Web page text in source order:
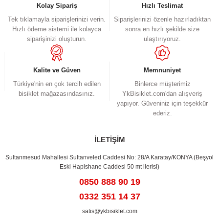
Ürün resmi kalitesiz, bozuk veya görüntülenemiyor.
Ürün açıklamasında eksik bilgiler bulunuyor.
Ürün bilgilerinde hatalar bulunuyor.
Ürün fiyatı diğer sitelerden daha pahalı.
Bu ürüne benzer farklı alternatifler olmalı.
Kolay Sipariş
Tek tıklamayla siparişlerinizi verin.
Hızlı ödeme sistemi ile kolayca
siparişinizi oluşturun.
Hızlı Teslimat
Siparişlerinizi özenle hazırladıktan
sonra en hızlı şekilde size
ulaştırıyoruz.
Kalite ve Güven
Türkiye'nin en çok tercih edilen
bisiklet mağazasındasınız.
Memnuniyet
Binlerce müşterimiz
YkBisiklet.com'dan alışveriş
yapıyor. Güveniniz için teşekkür
ederiz.
İLETİŞİM
Sultanmesud Mahallesi Sultanveled Caddesi No: 28/A Karatay/KONYA (Beşyol
Eski Hapishane Caddesi 50 mt ilerisi)
0850 888 90 19
0332 351 14 37
satis@ykbisiklet.com